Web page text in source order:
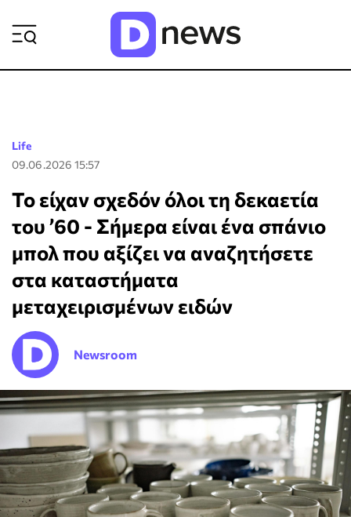
Life
09.06.2026 15:57
Το είχαν σχεδόν όλοι τη δεκαετία
του ’60 - Σήμερα είναι ένα σπάνιο
μπολ που αξίζει να αναζητήσετε
στα καταστήματα
μεταχειρισμένων ειδών
Newsroom